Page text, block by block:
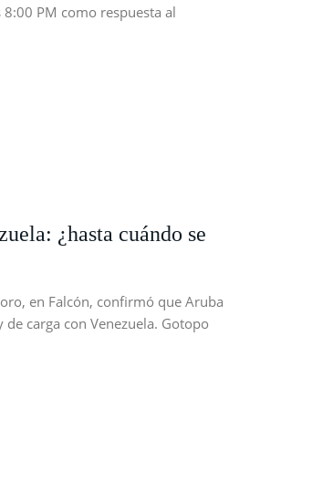
PM como respuesta al
¿hasta cuándo se
en Falcón, confirmó que Aruba
carga con Venezuela. Gotopo